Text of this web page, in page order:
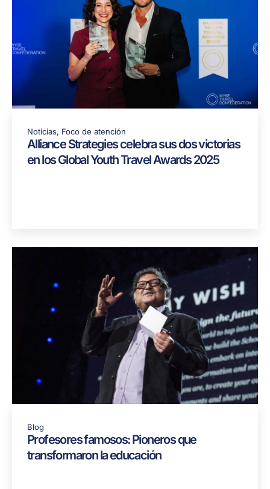
Noticias, Foco de atención
Alliance Strategies celebra sus dos victorias
en los Global Youth Travel Awards 2025
Blog
Profesores famosos: Pioneros que
transformaron la educación